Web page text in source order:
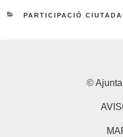
CATEGORÍAS
PARTICIPACIÓ
©